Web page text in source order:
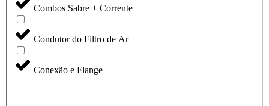
Combos Sabre + Corrente
Condutor do Filtro de Ar
Conexão e Flange